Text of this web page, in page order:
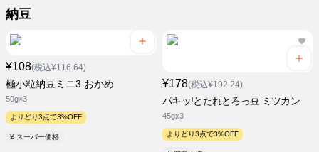
納豆
¥108(税込¥116.64)
極小粒納豆ミニ3 おかめ
50g×3
よりどり3点で3%OFF
¥ スーパー価格
¥178(税込¥192.24)
パキッ!とたれとろっ豆 ミツカン
45gx3
よりどり3点で3%OFF